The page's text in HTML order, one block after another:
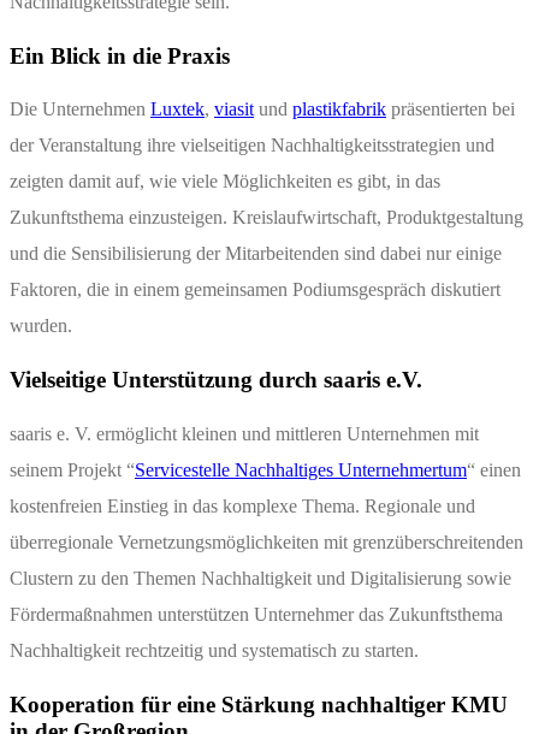
Ein Blick in die Praxis
Die Unternehmen Luxtek, viasit und plastikfabrik präsentierten bei
der Veranstaltung ihre vielseitigen Nachhaltigkeitsstrategien und
zeigten damit auf, wie viele Möglichkeiten es gibt, in das
Zukunftsthema einzusteigen. Kreislaufwirtschaft, Produktgestaltung
und die Sensibilisierung der Mitarbeitenden sind dabei nur einige
Faktoren, die in einem gemeinsamen Podiumsgespräch diskutiert
wurden.
Vielseitige Unterstützung durch saaris e.V.
saaris e. V. ermöglicht kleinen und mittleren Unternehmen mit
seinem Projekt “Servicestelle Nachhaltiges Unternehmertum“ einen
kostenfreien Einstieg in das komplexe Thema. Regionale und
überregionale Vernetzungsmöglichkeiten mit grenzüberschreitenden
Clustern zu den Themen Nachhaltigkeit und Digitalisierung sowie
Fördermaßnahmen unterstützen Unternehmer das Zukunftsthema
Nachhaltigkeit rechtzeitig und systematisch zu starten.
Kooperation für eine Stärkung nachhaltiger KMU